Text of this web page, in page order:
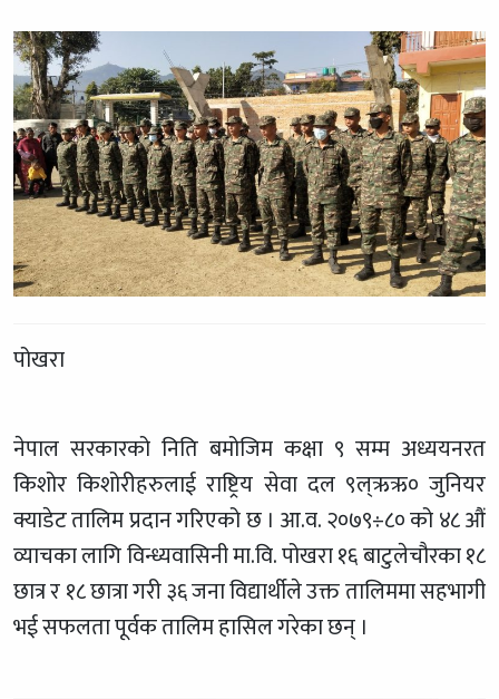
पोखरा
नेपाल सरकारको निति बमोजिम कक्षा ९ सम्म अध्ययनरत
किशोर किशोरीहरुलाई राष्ट्रिय सेवा दल ९ल्ऋऋ० जुनियर
क्याडेट तालिम प्रदान गरिएको छ । आ.व. २०७९÷८० को ४८ औं
व्याचका लागि विन्ध्यवासिनी मा.वि. पोखरा १६ बाटुलेचौरका १८
छात्र र १८ छात्रा गरी ३६ जना विद्यार्थीले उक्त तालिममा सहभागी
भई सफलता पूर्वक तालिम हासिल गरेका छन् ।